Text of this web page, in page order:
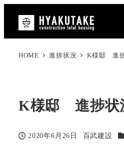
HOME 進捗状況 K様邸 進
K様邸 進捗状
投稿日
2020年6月26日
著
百武建設